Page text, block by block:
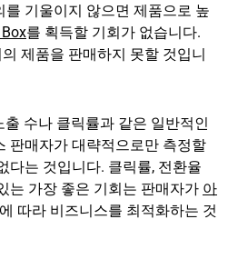
기울이지 않으면 제품으로 높
를 획득할 기회가 없습니다.
제품을 판매하지 못할 것입니
수나 클릭률과 같은 일반적인
판매자가 대략적으로만 측정할
다는 것입니다. 클릭률, 전환율
는 가장 좋은 기회는 판매자가 아
따라 비즈니스를 최적화하는 것